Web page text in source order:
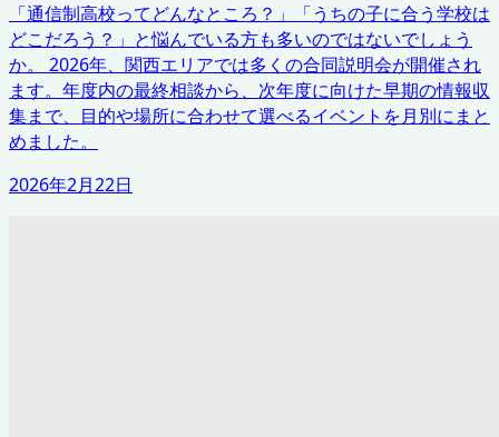
「通信制高校ってどんなところ？」「うちの子に合う学校は
どこだろう？」と悩んでいる方も多いのではないでしょう
か。 2026年、関西エリアでは多くの合同説明会が開催され
ます。年度内の最終相談から、次年度に向けた早期の情報収
集まで、目的や場所に合わせて選べるイベントを月別にまと
めました。
2026年2月22日